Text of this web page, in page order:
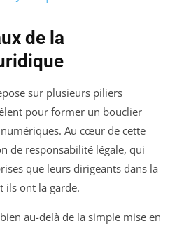
de la
sur plusieurs piliers
pour former un bouclier
Au cœur de cette
de responsabilité légale, qui
que leurs dirigeants dans la
ils ont la garde.
au-delà de la simple mise en